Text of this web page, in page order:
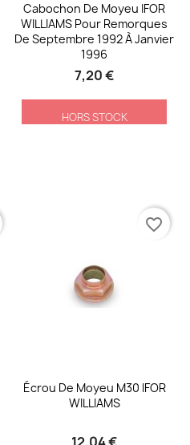
Cabochon De Moyeu IFOR
WILLIAMS Pour Remorques
De Septembre 1992 À Janvier
1996
7,20 €
HORS STOCK
Écrou De Moyeu M30 IFOR
WILLIAMS
favorite_border